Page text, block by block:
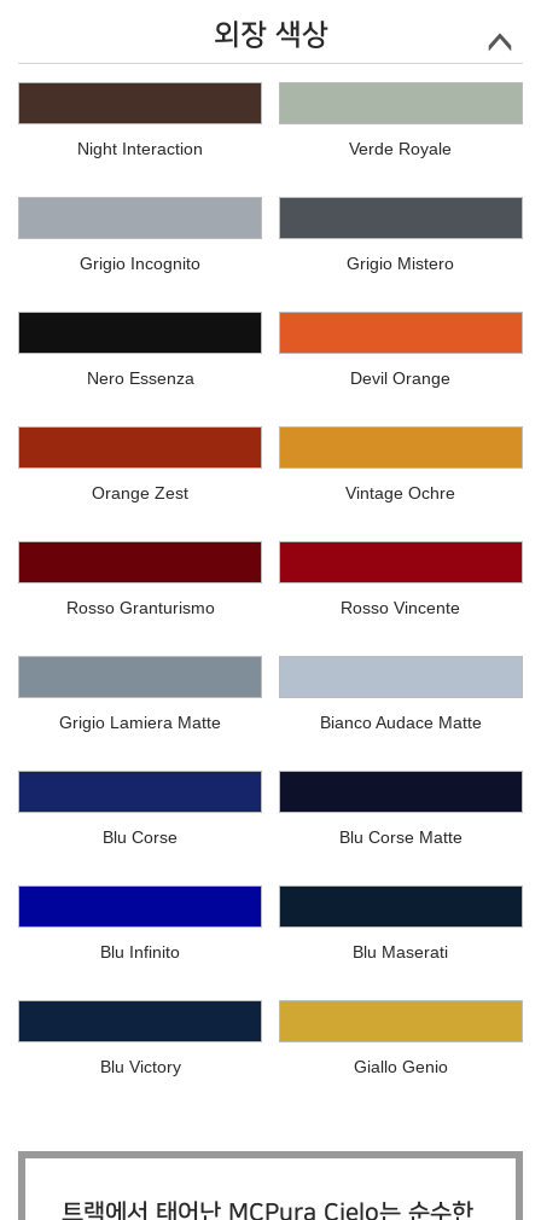
외장 색상
Night Interaction Verde Royale
Grigio Incognito Grigio Mistero
Nero Essenza Devil Orange
Orange Zest Vintage Ochre
Rosso Granturismo Rosso Vincente
Grigio Lamiera Matte Bianco Audace Matte
Blu Corse Blu Corse Matte
Blu Infinito Blu Maserati
Blu Victory Giallo Genio
트랙에서 태어난 MCPura Cielo는 순수한